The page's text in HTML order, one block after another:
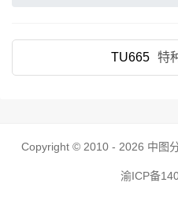
TU665 特
Copyright © 2010 - 2026 中图
渝ICP备